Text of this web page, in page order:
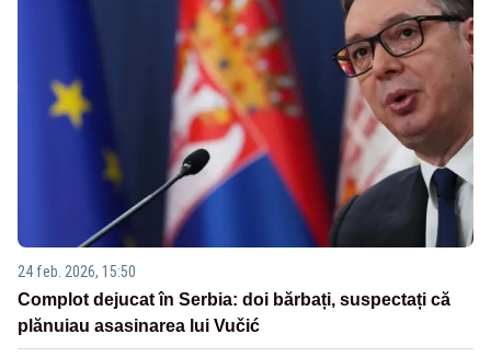
24 feb. 2026, 15:50
Complot dejucat în Serbia: doi bărbați, suspectați că
plănuiau asasinarea lui Vučić